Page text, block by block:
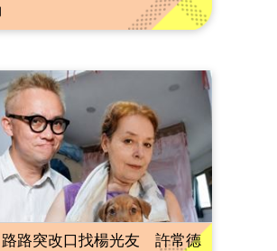
路路突改口找楊光友 許常德